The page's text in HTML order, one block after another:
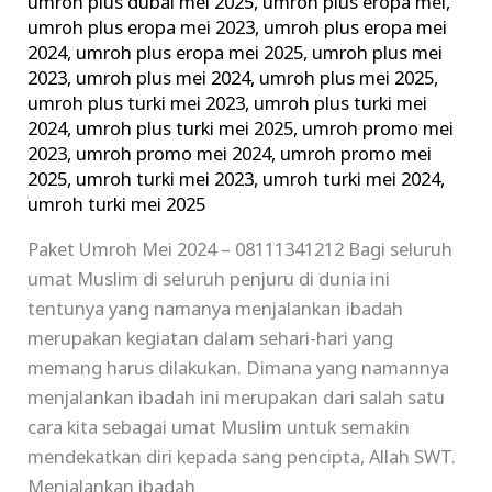
umroh plus eropa mei 2023, umroh plus eropa mei
2024, umroh plus eropa mei 2025, umroh plus mei
2023, umroh plus mei 2024, umroh plus mei 2025,
umroh plus turki mei 2023, umroh plus turki mei
2024, umroh plus turki mei 2025, umroh promo mei
2023, umroh promo mei 2024, umroh promo mei
2025, umroh turki mei 2023, umroh turki mei 2024,
umroh turki mei 2025
Paket Umroh Mei 2024 – 08111341212 Bagi seluruh
umat Muslim di seluruh penjuru di dunia ini
tentunya yang namanya menjalankan ibadah
merupakan kegiatan dalam sehari-hari yang
memang harus dilakukan. Dimana yang namannya
menjalankan ibadah ini merupakan dari salah satu
cara kita sebagai umat Muslim untuk semakin
mendekatkan diri kepada sang pencipta, Allah SWT.